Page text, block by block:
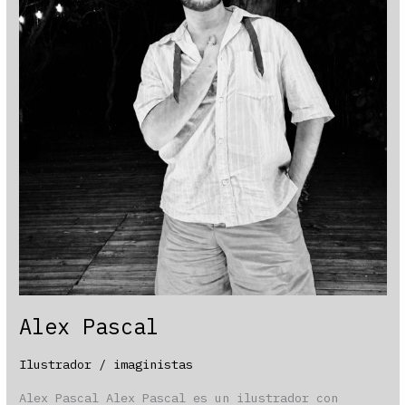
Alex Pascal
Ilustrador / imaginistas
Alex Pascal Alex Pascal es un ilustrador con